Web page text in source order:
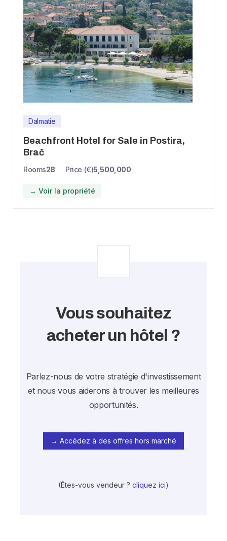
Dalmatie
Beachfront Hotel for Sale in Postira,
Brač
Rooms28 Price (€)5,500,000
→ Voir la propriété
Vous souhaitez
acheter un hôtel ?
Parlez-nous de votre stratégie d'investissement
et nous vous aiderons à trouver les meilleures
opportunités.
→ Accédez à des offres hors marché
(Êtes-vous vendeur ? cliquez ici)